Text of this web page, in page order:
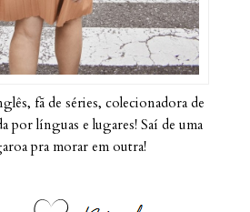
fã de séries, colecionadora de
por línguas e lugares! Saí de uma
pra morar em outra!